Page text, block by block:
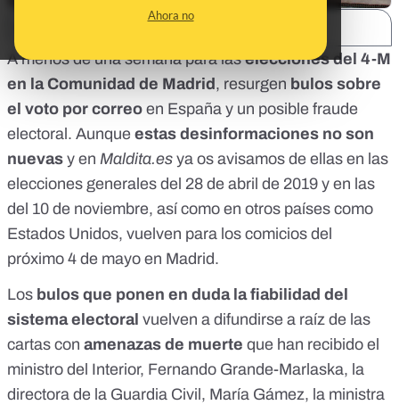
Ahora no
A menos de una semana para laselecciones del 4-M
en la Comunidad de Madrid , resurgen bulos sobre
el voto por correo en España y un posible fraude
electoral. Aunque estas desinformaciones no son
nuevas y en Maldita.es ya os avisamos de ellas en las
elecciones generales del 28 de abril de 2019 y en las
del 10 de noviembre, así como en otros países como
Estados Unidos, vuelven para los comicios del
próximo 4 de mayo en Madrid.
Los bulos que ponen en duda la fiabilidad del
sistema electoral vuelven a difundirse a raíz de las
cartas con amenazas de muerte que han recibido el
ministro del Interior, Fernando Grande-Marlaska, la
directora de la Guardia Civil, María Gámez, la ministra